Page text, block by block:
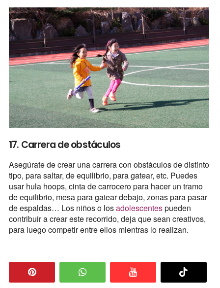
17. Carrera de obstáculos
Asegúrate de crear una carrera con obstáculos de distinto
tipo, para saltar, de equilibrio, para gatear, etc. Puedes
usar hula hoops, cinta de carrocero para hacer un tramo
de equilibrio, mesa para gatear debajo, zonas para pasar
de espaldas… Los niños o losadolescentespueden
contribuir a crear este recorrido, deja que sean creativos,
para luego competir entre ellos mientras lo realizan.